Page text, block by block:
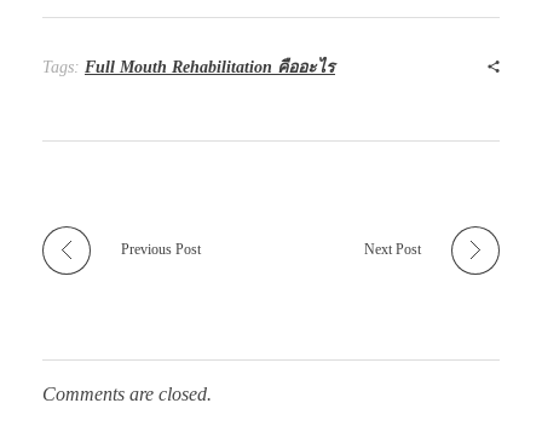
Tags: Full Mouth Rehabilitation คืออะไร
Previous Post Next Post
Comments are closed.